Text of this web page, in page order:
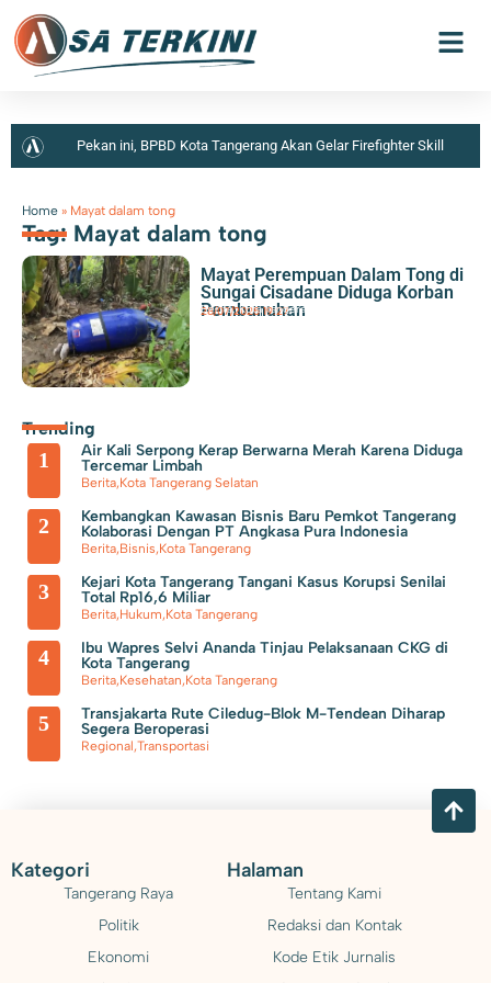
Pekan ini, BPBD Kota Tangerang Akan Gelar Firefighter Skill
Memberikan Hadiah Apapun Kepada ASN
Mengaku Disekap di Apartemen Serpong, Mobil dan Barang
Berharga Dibawa Kabur Pelaku
Tersangka Dalam Kasus Penganiayaan Karyawan Bank Keliling di
Hanya Unggul Akademik, Tetapi Juga Beretika dan Sadar Hukum
Sekolah Rakyat di Curug Tangerang
Home » Mayat dalam tong
Tag: Mayat dalam tong
Mayat Perempuan Dalam Tong di
Sungai Cisadane Diduga Korban
Pembunuhan
28/07/2025|19:27
Berita,Kota Tangerang
Trending
1
Air Kali Serpong Kerap Berwarna Merah Karena Diduga
Tercemar Limbah
Berita,Kota Tangerang Selatan
2
Kembangkan Kawasan Bisnis Baru Pemkot Tangerang
Kolaborasi Dengan PT Angkasa Pura Indonesia
Berita,Bisnis,Kota Tangerang
3
Kejari Kota Tangerang Tangani Kasus Korupsi Senilai
Total Rp16,6 Miliar
Berita,Hukum,Kota Tangerang
4
Ibu Wapres Selvi Ananda Tinjau Pelaksanaan CKG di
Kota Tangerang
Berita,Kesehatan,Kota Tangerang
5
Transjakarta Rute Ciledug-Blok M-Tendean Diharap
Segera Beroperasi
Regional,Transportasi
Kategori
Tangerang Raya
Politik
Ekonomi
Halaman
Tentang Kami
Redaksi dan Kontak
Kode Etik Jurnalis